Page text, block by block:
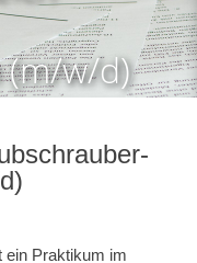
(m/w/d)
ein Praktikum im